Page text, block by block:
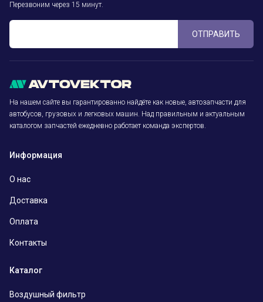
Перезвоним через 15 минут.
ОТПРАВИТЬ
На нашем сайте вы гарантированно найдёте как новые, автозапчасти для
автобусов, грузовых и легковых машин. Над правильным и актуальным
каталогом запчастей ежедневно работает команда экспертов.
Информация
О нас
Доставка
Оплата
Контакты
Каталог
Воздушный фильтр